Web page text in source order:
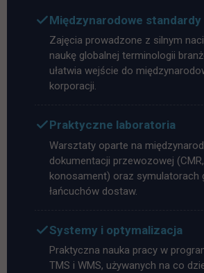
Międzynarodowe standardy
Zajęcia prowadzone z silnym
naukę globalnej terminologii
ułatwia wejście do
korporacji.
Praktyczne laboratoria
Warsztaty oparte na
dokumentacji przewozowej
konosament) oraz symulatorach
łańcuchów dostaw.
Systemy i optymalizacja
Praktyczna nauka pracy w
TMS i WMS, używanych na co